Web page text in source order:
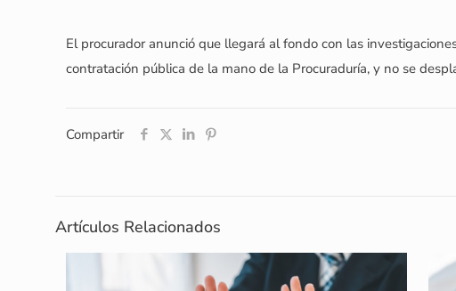
El procurador anunció que llegará al fondo con las
contratación pública de la mano de la Procuraduría, y no se
Compartir
Artículos Relacionados